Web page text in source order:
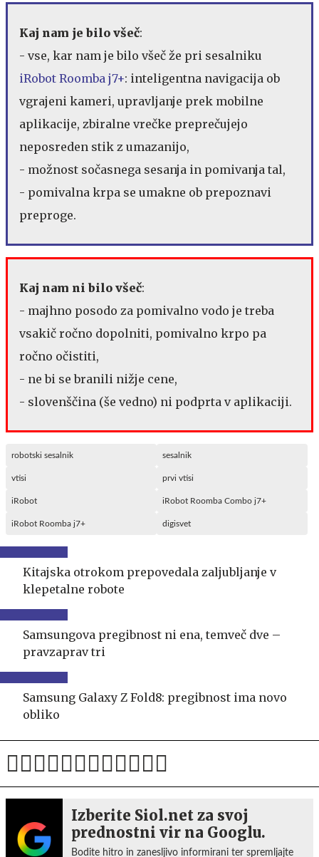
Kaj nam je bilo všeč:
- vse, kar nam je bilo všeč že pri sesalniku
iRobot Roomba j7+: inteligentna navigacija ob
vgrajeni kameri, upravljanje prek mobilne
aplikacije, zbiralne vrečke preprečujejo
neposreden stik z umazanijo,
- možnost sočasnega sesanja in pomivanja tal,
- pomivalna krpa se umakne ob prepoznavi
preproge.
Kaj nam ni bilo všeč:
- majhno posodo za pomivalno vodo je treba
vsakič ročno dopolniti, pomivalno krpo pa
ročno očistiti,
- ne bi se branili nižje cene,
- slovenščina (še vedno) ni podprta v aplikaciji.
robotski sesalnik sesalnik
vtisi prvi vtisi
iRobot iRobot Roomba Combo j7+
iRobot Roomba j7+ digisvet
Kitajska otrokom prepovedala zaljubljanje v
klepetalne robote
Samsungova pregibnost ni ena, temveč dve –
pravzaprav tri
Samsung Galaxy Z Fold8: pregibnost ima novo
obliko
Izberite Siol.net za svoj
prednostni vir na Googlu.
Bodite hitro in zanesljivo informirani ter spremljajte